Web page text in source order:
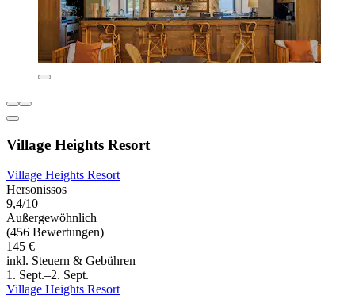
Village Heights Resort
Village Heights Resort
Hersonissos
9,4/10
Außergewöhnlich
(456 Bewertungen)
145 €
inkl. Steuern & Gebühren
1. Sept.–2. Sept.
Village Heights Resort